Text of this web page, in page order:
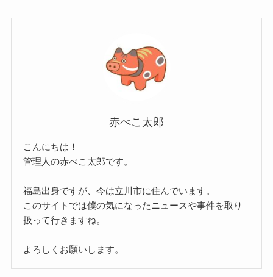
赤べこ太郎
こんにちは！
管理人の赤べこ太郎です。
福島出身ですが、今は立川市に住んでいます。
このサイトでは僕の気になったニュースや事件を取り
扱って行きますね。
よろしくお願いします。